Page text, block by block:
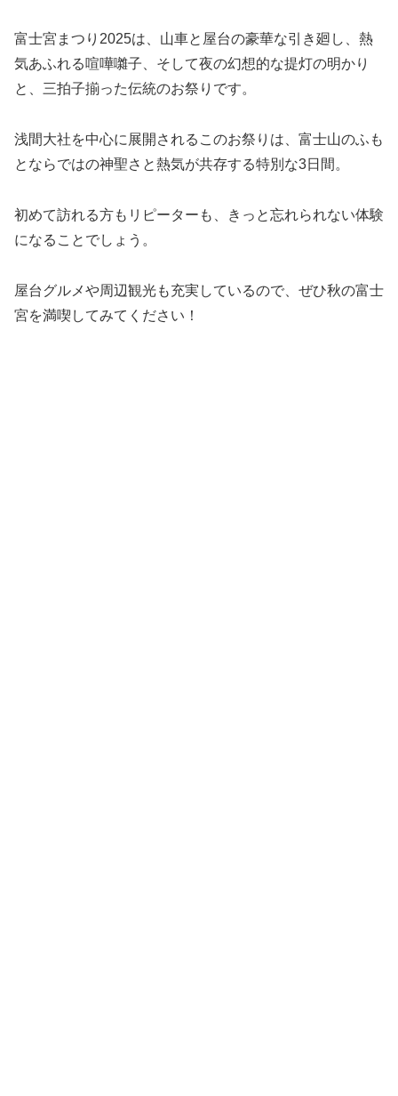
富士宮まつり2025は、山車と屋台の豪華な引き廻し、熱
気あふれる喧嘩囃子、そして夜の幻想的な提灯の明かり
と、三拍子揃った伝統のお祭りです。
浅間大社を中心に展開されるこのお祭りは、富士山のふも
とならではの神聖さと熱気が共存する特別な3日間。
初めて訪れる方もリピーターも、きっと忘れられない体験
になることでしょう。
屋台グルメや周辺観光も充実しているので、ぜひ秋の富士
宮を満喫してみてください！